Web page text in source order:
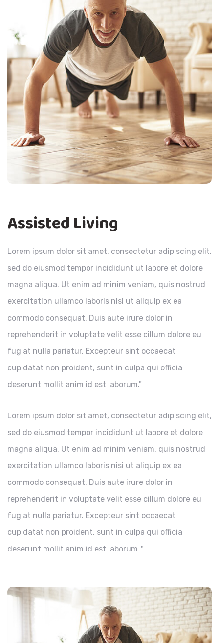
Assisted Living
Lorem ipsum dolor sit amet, consectetur adipiscing elit,
sed do eiusmod tempor incididunt ut labore et dolore
magna aliqua. Ut enim ad minim veniam, quis nostrud
exercitation ullamco laboris nisi ut aliquip ex ea
commodo consequat. Duis aute irure dolor in
reprehenderit in voluptate velit esse cillum dolore eu
fugiat nulla pariatur. Excepteur sint occaecat
cupidatat non proident, sunt in culpa qui officia
deserunt mollit anim id est laborum."
Lorem ipsum dolor sit amet, consectetur adipiscing elit,
sed do eiusmod tempor incididunt ut labore et dolore
magna aliqua. Ut enim ad minim veniam, quis nostrud
exercitation ullamco laboris nisi ut aliquip ex ea
commodo consequat. Duis aute irure dolor in
reprehenderit in voluptate velit esse cillum dolore eu
fugiat nulla pariatur. Excepteur sint occaecat
cupidatat non proident, sunt in culpa qui officia
deserunt mollit anim id est laborum.."